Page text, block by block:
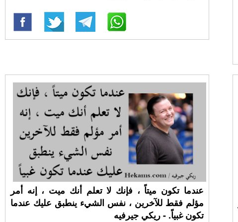
عندما تكون ميتاً ، فإنك لا تعلم أنك ميت ، إنه أمر
مؤلم فقط للآخرين ، نفس الشيء ينطبق عليك عندما
تكون غبياً. - ريكي جيرفيه